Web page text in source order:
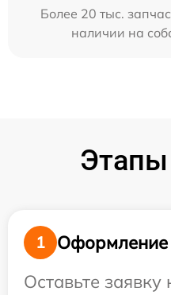
Более 20 тыс.
наличии на
1
Оформление
Оставьте заявку